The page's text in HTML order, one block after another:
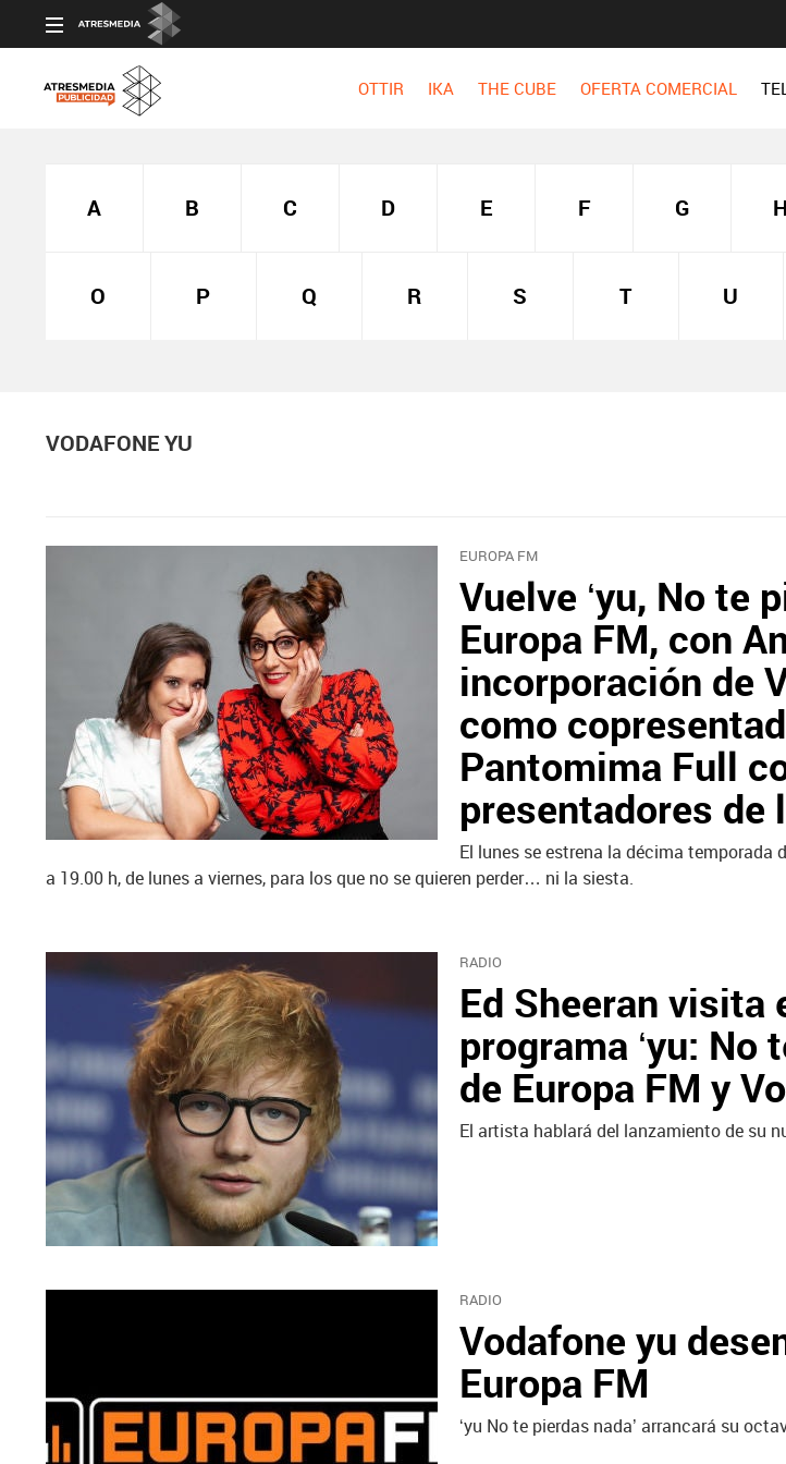
OTTIR IKA THE CUBE OFERTA COMERCIAL
A B C D E F G H
O P Q R S T U
VODAFONE YU
EUROPA FM
Vuelve ‘yu, No te
Europa FM, con
incorporación de
como
Pantomima Full
presentadores de
El lunes se estrena la décima temporada
a 19.00 h, de lunes a viernes, para los que no se quieren perder… ni la siesta.
RADIO
Ed Sheeran visita
programa ‘yu: No
de Europa FM y
El artista hablará del lanzamiento de su
RADIO
Vodafone yu
Europa FM
‘yu No te pierdas nada’ arrancará su